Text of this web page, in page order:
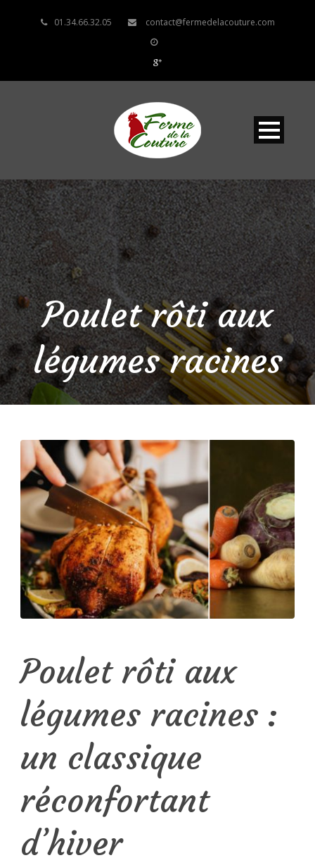
01.34.66.32.05 contact@fermedelacouture.com
Poulet rôti aux
légumes racines
Poulet rôti aux
légumes racines :
un classique
réconfortant
d’hiver